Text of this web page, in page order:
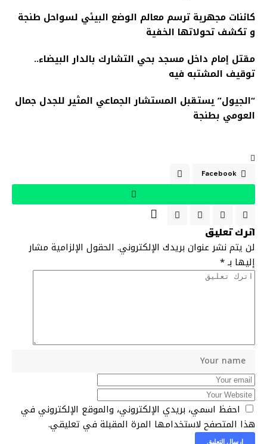
كائنات مجهرية ترسم معالم الوضع البيئي لسواحل طنجة
و تكشف تحولاتها الخفية
مقتل إمام داخل مسجد بحي التشارك بالدار البيضاء..
توقيف المشتبه فيه
“الجيول” يستقبل المستشار الجماعي المثير للجدل جمال
العومي بطنجة
Facebook
اترك تعليق
لن يتم نشر عنوان بريدك الإلكتروني. الحقول الإلزامية مشار
إليها بـ*
احفظ اسمي، بريدي الإلكتروني، والموقع الإلكتروني في
هذا المتصفح لاستخدامها المرة المقبلة في تعليقي.